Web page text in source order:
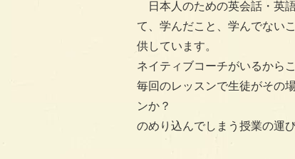
日本人のための英会話・英
て、学んだこと、学んでない
供しています。
ネイティブコーチがいるから
毎回のレッスンで生徒がその
ンか？
のめり込んでしまう授業の運